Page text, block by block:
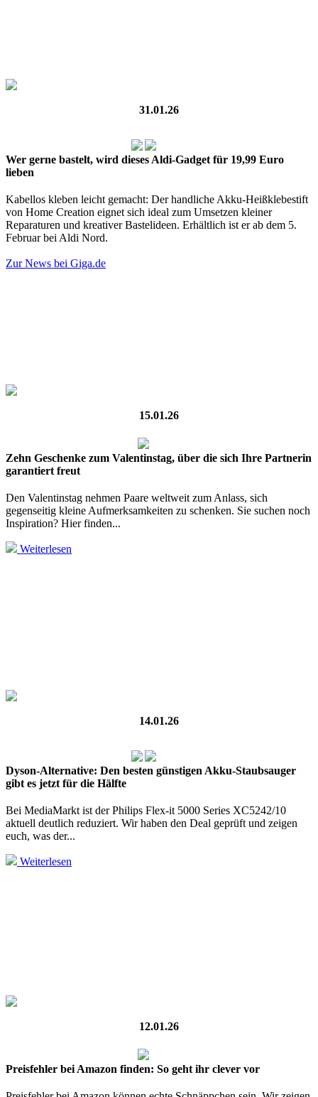
31.01.26
Wer gerne bastelt, wird dieses Aldi-Gadget für 19,99 Euro
lieben
Kabellos kleben leicht gemacht: Der handliche Akku-Heißklebestift
von Home Creation eignet sich ideal zum Umsetzen kleiner
Reparaturen und kreativer Bastelideen. Erhältlich ist er ab dem 5.
Februar bei Aldi Nord.
Zur News bei Giga.de
15.01.26
Zehn Geschenke zum Valentinstag, über die sich Ihre Partnerin
garantiert freut
Den Valentinstag nehmen Paare weltweit zum Anlass, sich
gegenseitig kleine Aufmerksamkeiten zu schenken. Sie suchen noch
Inspiration? Hier finden...
Weiterlesen
14.01.26
Dyson-Alternative: Den besten günstigen Akku-Staubsauger
gibt es jetzt für die Hälfte
Bei MediaMarkt ist der Philips Flex-it 5000 Series XC5242/10
aktuell deutlich reduziert. Wir haben den Deal geprüft und zeigen
euch, was der...
Weiterlesen
12.01.26
Preisfehler bei Amazon finden: So geht ihr clever vor